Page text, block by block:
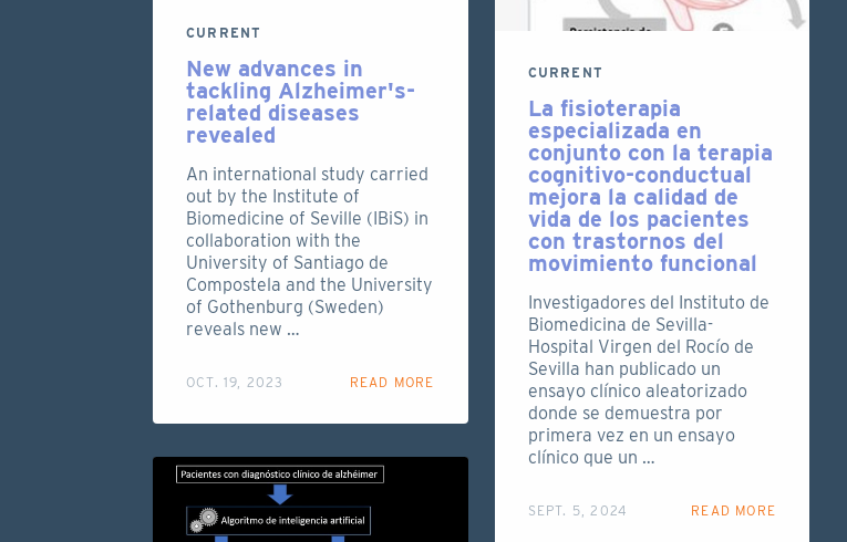
CURRENT
La fisioterapia
especializada en
conjunto con la terapia
cognitivo-conductual
mejora la calidad de
vida de los pacientes
con trastornos del
movimiento funcional
Investigadores del Instituto de
Biomedicina de Sevilla-
Hospital Virgen del Rocío de
Sevilla han publicado un
ensayo clínico aleatorizado
donde se demuestra por
primera vez en un ensayo
clínico que un …
SEPT. 5, 2024 READ MORE
CURRENT
New advances in
tackling Alzheimer's-
related diseases
revealed
An international study carried
out by the Institute of
Biomedicine of Seville (IBiS) in
collaboration with the
University of Santiago de
Compostela and the University
of Gothenburg (Sweden)
reveals new …
OCT. 19, 2023 READ MORE